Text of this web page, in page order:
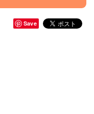
Save